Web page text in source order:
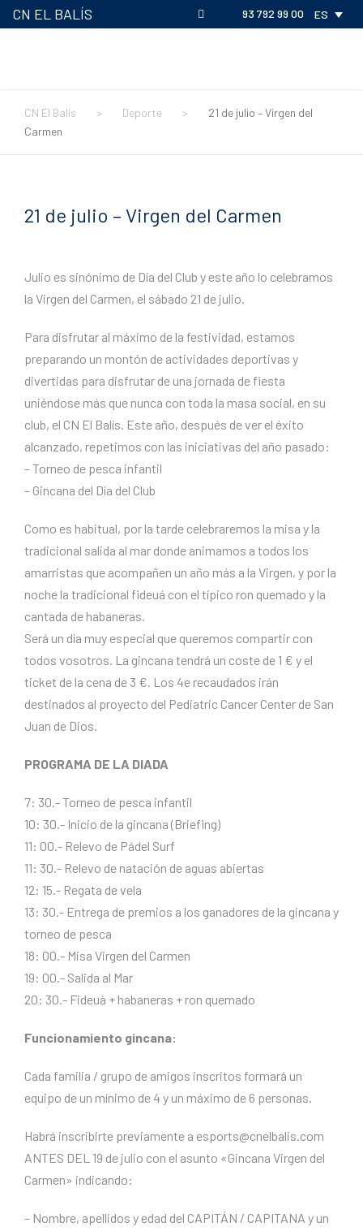
CN EL BALÍS 93 792 99 00 ES
CN El Balís > Deporte >
21 de julio – Virgen del
Carmen
21 de julio – Virgen del Carmen
Julio es sinónimo de Día del Club y este año lo celebramos
la Virgen del Carmen, el sábado 21 de julio.
Para disfrutar al máximo de la festividad, estamos
preparando un montón de actividades deportivas y
divertidas para disfrutar de una jornada de fiesta
uniéndose más que nunca con toda la masa social, en su
club, el CN ​​El Balís. Este año, después de ver el éxito
alcanzado, repetimos con las iniciativas del año pasado:
– Torneo de pesca infantil
– Gincana del Día del Club
Como es habitual, por la tarde celebraremos la misa y la
tradicional salida al mar donde animamos a todos los
amarristas que acompañen un año más a la Virgen, y por la
noche la tradicional fideuá con el típico ron quemado y la
cantada de habaneras.
Será un día muy especial que queremos compartir con
todos vosotros. La gincana tendrá un coste de 1 € y el
ticket de la cena de 3 €. Los 4e recaudados irán
destinados al proyecto del Pediatric Cancer Center de San
Juan de Dios.
PROGRAMA DE LA DIADA
7: 30.- Torneo de pesca infantil
10: 30.- Inicio de la gincana (Briefing)
11: 00.- Relevo de Pádel Surf
11: 30.- Relevo de natación de aguas abiertas
12: 15.- Regata de vela
13: 30.- Entrega de premios a los ganadores de la gincana y
torneo de pesca
18: 00.- Misa Virgen del Carmen
19: 00.- Salida al Mar
20: 30.- Fideuà + habaneras + ron quemado
Funcionamiento gincana:
Cada familia / grupo de amigos inscritos formará un
equipo de un mínimo de 4 y un máximo de 6 personas.
Habrá inscribirte previamente a esports@cnelbalis.com
ANTES DEL 19 de julio con el asunto «Gincana Virgen del
Carmen» indicando:
– Nombre, apellidos y edad del CAPITÁN / CAPITANA y un